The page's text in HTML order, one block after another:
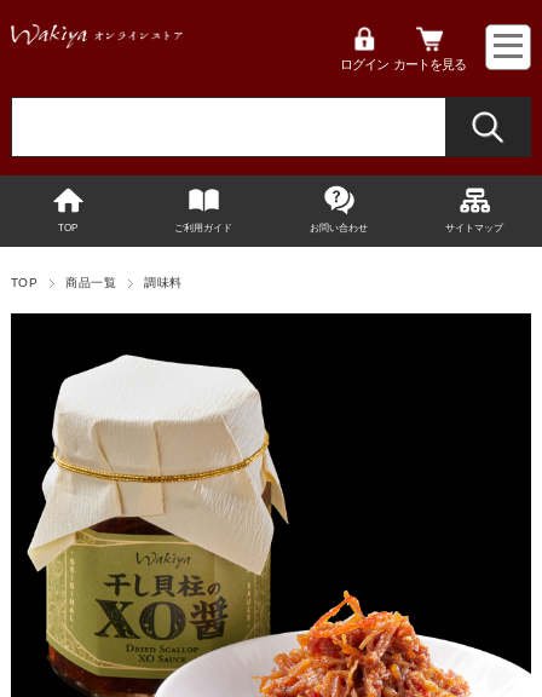
ログイン カートを見る
TOP ご利用ガイド お問い合わせ サイトマップ
TOP 商品一覧 調味料